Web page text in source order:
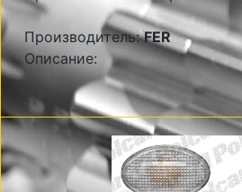
Производитель:FER
Описание: